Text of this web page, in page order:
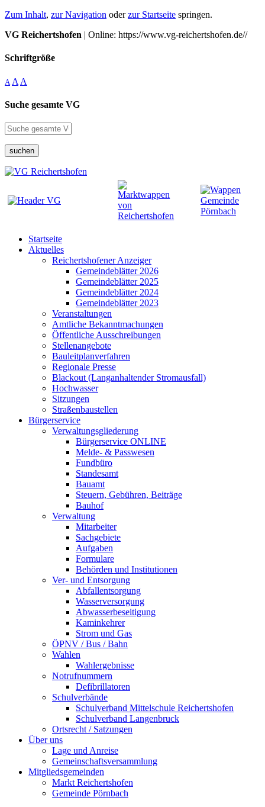
Zum Inhalt, zur Navigation oderzur Startseite springen.
VG Reichertshofen | Online: https://www.vg-reichertshofen.de//
Schriftgröße
A A A
Suche gesamte VG
suchen
Startseite
Aktuelles
Reichertshofener Anzeiger
Gemeindeblätter 2026
Gemeindeblätter 2025
Gemeindeblätter 2024
Gemeindeblätter 2023
Veranstaltungen
Amtliche Bekanntmachungen
Öffentliche Ausschreibungen
Stellenangebote
Bauleitplanverfahren
Regionale Presse
Blackout (Langanhaltender Stromausfall)
Hochwasser
Sitzungen
Straßenbaustellen
Bürgerservice
Verwaltungsgliederung
Bürgerservice ONLINE
Melde- & Passwesen
Fundbüro
Standesamt
Bauamt
Steuern, Gebühren, Beiträge
Bauhof
Verwaltung
Mitarbeiter
Sachgebiete
Aufgaben
Formulare
Behörden und Institutionen
Ver- und Entsorgung
Abfallentsorgung
Wasserversorgung
Abwasserbeseitigung
Kaminkehrer
Strom und Gas
ÖPNV / Bus / Bahn
Wahlen
Wahlergebnisse
Notrufnummern
Defibrillatoren
Schulverbände
Schulverband Mittelschule Reichertshofen
Schulverband Langenbruck
Ortsrecht / Satzungen
Über uns
Lage und Anreise
Gemeinschaftsversammlung
Mitgliedsgemeinden
Markt Reichertshofen
Gemeinde Pörnbach